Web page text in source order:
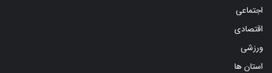
اجتماعی
اقتصادی
ورزشی
استان ها